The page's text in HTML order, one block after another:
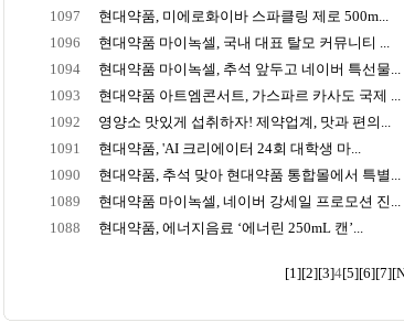
1097
현대약품, 미에로화이바 스파클링 제로 500m...
1096
현대약품 마이녹셀, 국내 대표 탈모 커뮤니티 ...
1094
현대약품 마이녹셀, 추석 앞두고 네이버 특선물...
1093
현대약품 아트엠콘서트, 가스파르 카사도 국제 ...
1092
영양소 맛있게 섭취하자! 제약업계, 맛과 편의...
1091
현대약품, 'AI 크리에이터 24회 대학생 마...
1090
현대약품, 추석 맞아 현대약품 통합몰에서 특별...
1089
현대약품 마이녹셀, 네이버 강세일 프로모션 진...
1088
현대약품, 에너지음료 ‘에너린 250mL 캔’...
[1][2][3]4[5][6][7]